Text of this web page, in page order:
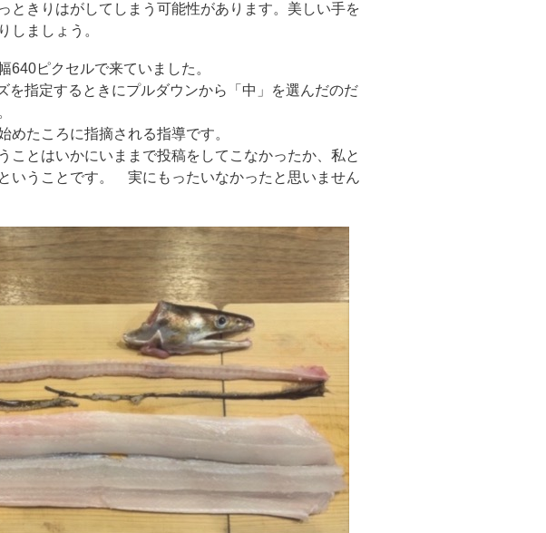
ときりはがしてしまう可能性があります。美しい手を
しましょう。
ピクセルで来ていました。
を指定するときにプルダウンから「中」を選んだのだ
めたころに指摘される指導です。
ことはいかにいままで投稿をしてこなかったか、私と
いうことです。 実にもったいなかったと思いません